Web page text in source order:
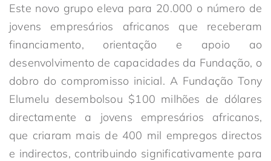
Este novo grupo eleva para 20.000 o número de
jovens empresários africanos que receberam
financiamento, orientação e apoio ao
desenvolvimento de capacidades da Fundação, o
dobro do compromisso inicial. A Fundação Tony
Elumelu desembolsou $100 milhões de dólares
directamente a jovens empresários africanos,
que criaram mais de 400 mil empregos directos
e indirectos, contribuindo significativamente para